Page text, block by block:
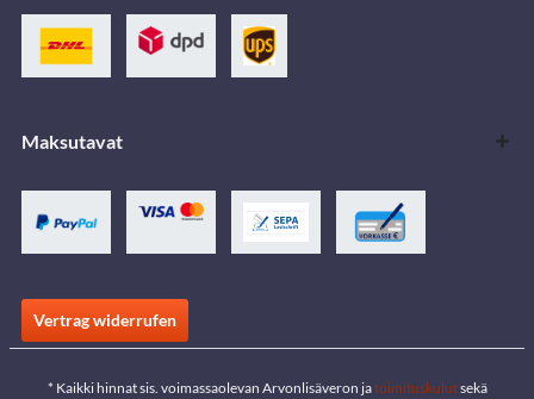
Maksutavat
Vertrag widerrufen
* Kaikki hinnat sis. voimassaolevan Arvonlisäveron jatoimituskulutsekä